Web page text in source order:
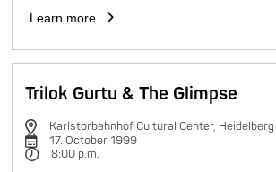
Learn more
Trilok Gurtu & The Glimpse
Karlstorbahnhof Cultural Center, Heidelberg
17. October 1999
8:00 p.m.